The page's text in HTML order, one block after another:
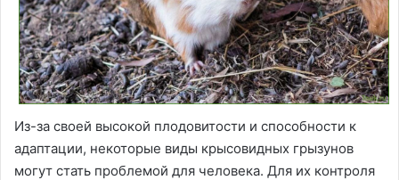
Из-за своей высокой плодовитости и способности к
адаптации, некоторые виды крысовидных грызунов
могут стать проблемой для человека. Для их контроля